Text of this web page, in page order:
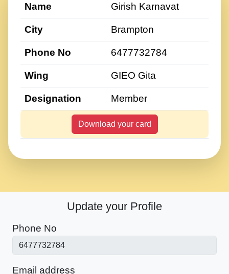
Name Girish Karnavat
City Brampton
Phone No 6477732784
Wing GIEO Gita
Designation Member
Download your card
Update your Profile
Phone No
Email address